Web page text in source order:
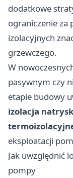
dodatkowe
ograniczenie
izolacyjnych
grzewczego.
W
pasywnym czy
etapie budowy
izolacja
eksploatacji
Jak uwzględnić
pompy